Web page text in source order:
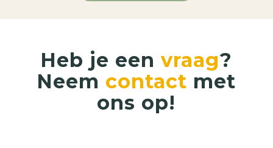
Heb je eenvraag?
Neem contact met
ons op!